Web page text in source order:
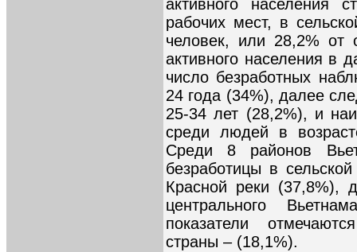
активного населения
рабочих мест, в
человек, или 28,2% от
активного населения в
число безработных
24 года (34%), далее
25-34 лет (28,2%), и
среди людей в
Среди 8 районов
безработицы в
Красной реки (37,8%),
центрального
показатели
страны – (18,1%).